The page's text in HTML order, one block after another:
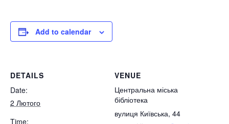
Add to calendar
DETAILS
Date:
2 Лютого
Time:
VENUE
Центральна міська
бібліотека
вулиця Київська, 44